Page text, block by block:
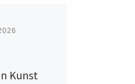
Kunst